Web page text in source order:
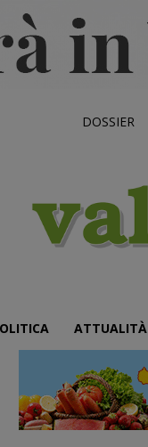
DOSSIER
ATTUALITÀ